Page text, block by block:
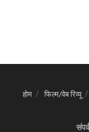
होम फिल्म/वेब रिव्यू